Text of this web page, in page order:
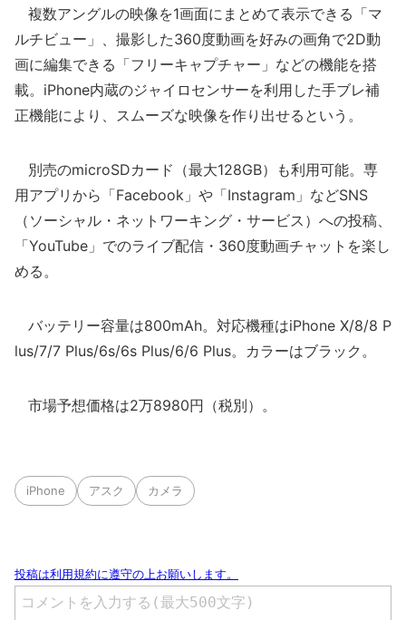
複数アングルの映像を1画面にまとめて表示できる「マ
ルチビュー」、撮影した360度動画を好みの画角で2D動
画に編集できる「フリーキャプチャー」などの機能を搭
載。iPhone内蔵のジャイロセンサーを利用した手ブレ補
正機能により、スムーズな映像を作り出せるという。
別売のmicroSDカード（最大128GB）も利用可能。専
用アプリから「Facebook」や「Instagram」などSNS
（ソーシャル・ネットワーキング・サービス）への投稿、
「YouTube」でのライブ配信・360度動画チャットを楽し
める。
バッテリー容量は800mAh。対応機種はiPhone X/8/8 P
lus/7/7 Plus/6s/6s Plus/6/6 Plus。カラーはブラック。
市場予想価格は2万8980円（税別）。
iPhone アスク カメラ